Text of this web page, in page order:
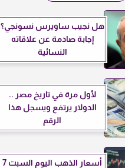
هل نجيب ساويرس نسونجي؟
إجابة صادمة عن علاقاته
النسائية
لأول مرة في تاريخ مصر ..
الدولار يرتفع ويسجل هذا
الرقم
أسعار الذهب اليوم السبت 7